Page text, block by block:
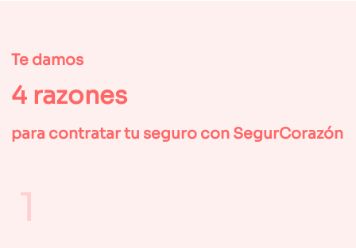
Te damos
4 razones
para contratar tu seguro con SegurCorazón
1